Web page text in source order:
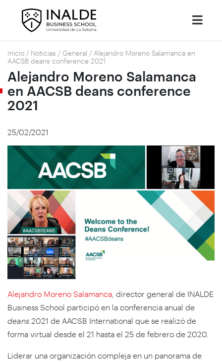
Inicio / Noticias / General / Alejandro Moreno Salamanca en
AACSB deans conference 2021
Alejandro Moreno Salamanca
en AACSB deans conference
2021
25/02/2021
Alejandro Moreno Salamanca , director general de INALDE
Business School participó en la conferencia anual de
deans 2021 de AACSB International que se realizó de
forma virtual desde el 21 hasta el 25 de febrero de 2020.
Liderar una organización compleja en un panorama de